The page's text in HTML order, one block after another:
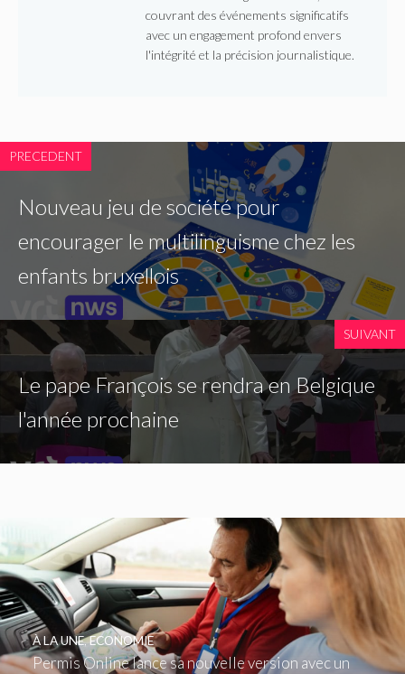
couvrant des événements significatifs
avec un engagement profond envers
l'intégrité et la précision journalistique.
PRECEDENT
Nouveau jeu de société pour
encourager le multilinguisme chez les
enfants bruxellois
SUIVANT
Le pape François se rendra en Belgique
l'année prochaine
Permis Online lance sa nouvelle version avec un
À LA UNE,ECONOMIE